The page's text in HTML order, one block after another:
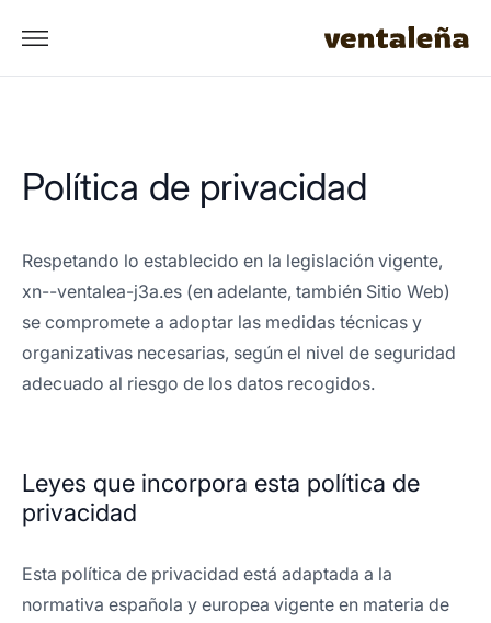
Política de privacidad
Respetando lo establecido en la legislación vigente,
xn--ventalea-j3a.es (en adelante, también Sitio Web)
se compromete a adoptar las medidas técnicas y
organizativas necesarias, según el nivel de seguridad
adecuado al riesgo de los datos recogidos.
Leyes que incorpora esta política de
privacidad
Esta política de privacidad está adaptada a la
normativa española y europea vigente en materia de